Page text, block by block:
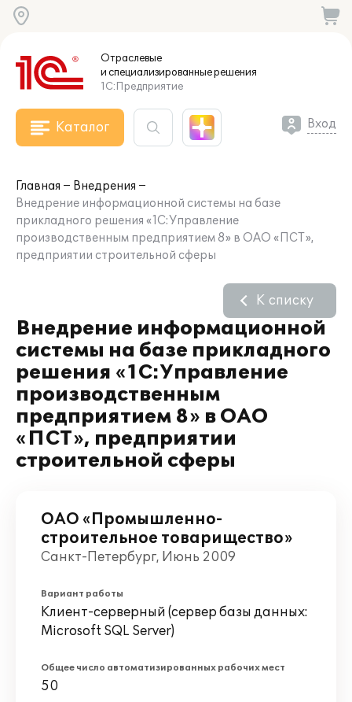
Отраслевые
и специализированныерешения
1С:Предприятие
Каталог Вход
Главная
Внедрения
Внедрение информационной системы на базе
прикладного решения «1С:Управление
производственным предприятием 8» в ОАО «ПСТ»,
предприятии строительной сферы
Внедрение информационной
системы на базе прикладного
решения «1С:Управление
производственным
предприятием 8» в ОАО
«ПСТ», предприятии
строительной сферы
К списку
ОАО «Промышленно-
строительное товарищество»
Санкт-Петербург, Июнь 2009
Вариант работы
Клиент-серверный (сервер базы данных:
Microsoft SQL Server)
Общее число автоматизированных рабочих мест
50